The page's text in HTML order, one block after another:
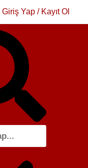
Giriş Yap / Kayıt Ol